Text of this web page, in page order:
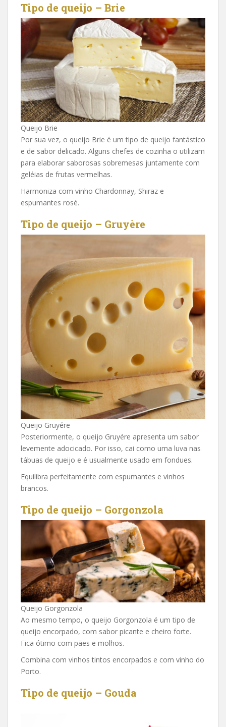
Tipo de queijo – Brie
Queijo Brie
Por sua vez, o queijo Brie é um tipo de queijo fantástico
e de sabor delicado. Alguns chefes de cozinha o utilizam
para elaborar saborosas sobremesas juntamente com
geléias de frutas vermelhas.
Harmoniza com vinho Chardonnay, Shiraz e
espumantes rosé.
Tipo de queijo – Gruyère
Queijo Gruyére
Posteriormente, o queijo Gruyére apresenta um sabor
levemente adocicado. Por isso, cai como uma luva nas
tábuas de queijo e é usualmente usado em fondues.
Equilibra perfeitamente com espumantes e vinhos
brancos.
Tipo de queijo – Gorgonzola
Queijo Gorgonzola
Ao mesmo tempo, o queijo Gorgonzola é um tipo de
queijo encorpado, com sabor picante e cheiro forte.
Fica ótimo com pães e molhos.
Combina com vinhos tintos encorpados e com vinho do
Porto.
Tipo de queijo – Gouda